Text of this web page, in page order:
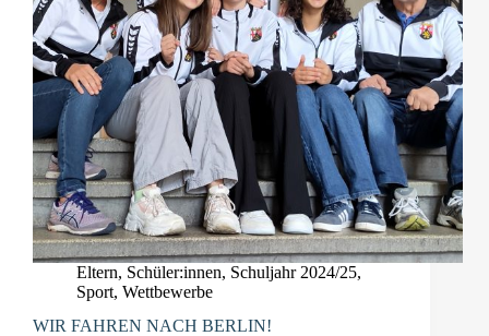
Eltern, Schüler:innen, Schuljahr 2024/25,
Sport, Wettbewerbe
WIR FAHREN NACH BERLIN!